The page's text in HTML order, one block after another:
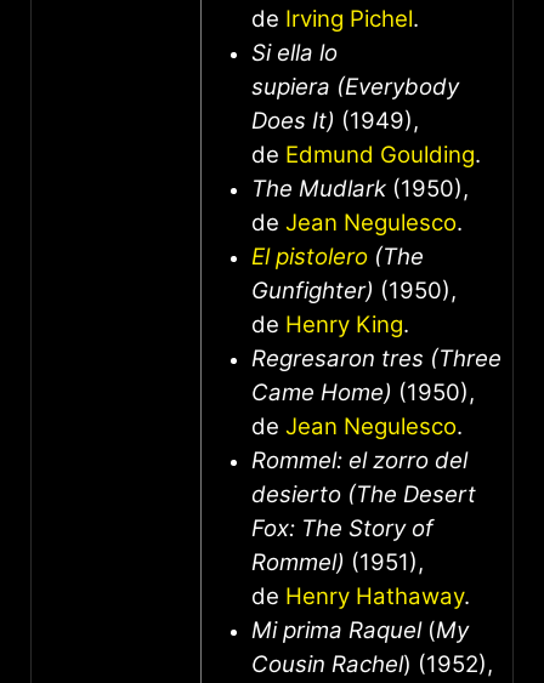
de Irving Pichel.
Si ella lo
supiera (Everybody
Does It) (1949),
de Edmund Goulding.
The Mudlark (1950),
de Jean Negulesco.
El pistolero (The
Gunfighter) (1950),
de Henry King.
Regresaron tres (Three
Came Home) (1950),
de Jean Negulesco.
Rommel: el zorro del
desierto (The Desert
Fox: The Story of
Rommel) (1951),
de Henry Hathaway.
Mi prima Raquel(My
Cousin Rachel) (1952),